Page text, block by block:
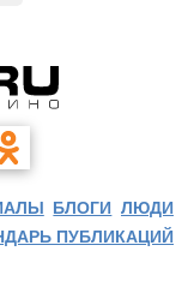
БЛОГИ ЛЮДИ
ПУБЛИКАЦИЙ